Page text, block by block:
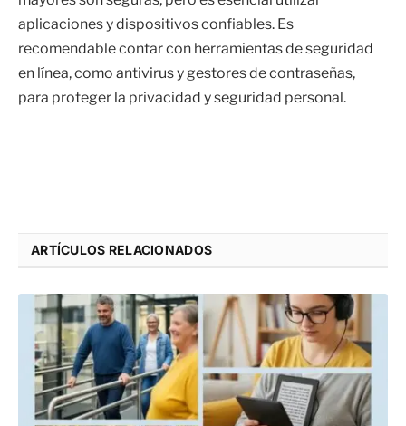
aplicaciones y dispositivos confiables. Es
recomendable contar con herramientas de seguridad
en línea, como antivirus y gestores de contraseñas,
para proteger la privacidad y seguridad personal.
ARTÍCULOS RELACIONADOS